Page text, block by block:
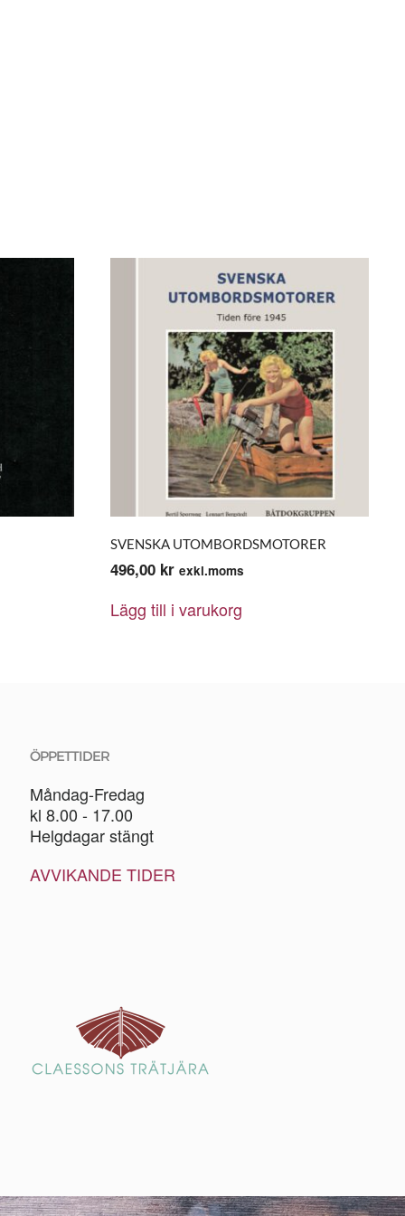
SVENSKA UTOMBORDSMOTORER
496,00 kr exkl.moms
Lägg till i varukorg
ÖPPETTIDER
Måndag-Fredag
kl 8.00 - 17.00
Helgdagar stängt
AVVIKANDE TIDER